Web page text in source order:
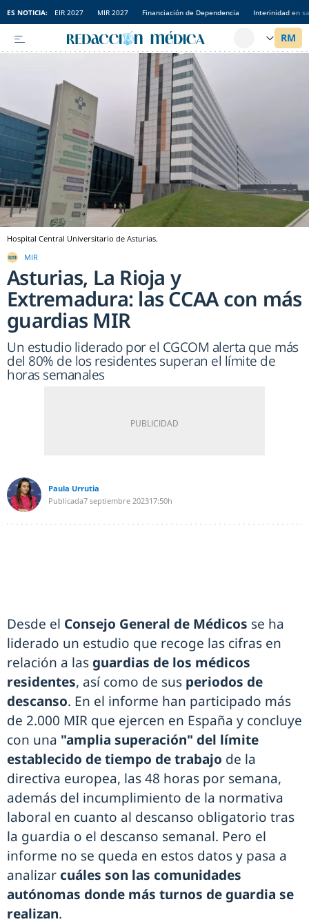
ES NOTICIA: EIR 2027 MIR 2027 Financiación de Dependencia Interinidad en
Hospital Central Universitario de Asturias.
MIR
Asturias, La Rioja y
Extremadura: las CCAA con más
guardias MIR
Un estudio liderado por el CGCOM alerta que más
del 80% de los residentes superan el límite de
horas semanales
Paula Urrutia
Publicada7 septiembre 202317:50h
Desde el Consejo General de Médicos se ha
liderado un estudio que recoge las cifras en
relación a las guardias de los médicos
residentes, así como de sus periodos de
descanso. En el informe han participado más
de 2.000 MIR que ejercen en España y concluye
con una "amplia superación" del límite
establecido de tiempo de trabajo de la
directiva europea, las 48 horas por semana,
además del incumplimiento de la normativa
laboral en cuanto al descanso obligatorio tras
la guardia o el descanso semanal. Pero el
informe no se queda en estos datos y pasa a
analizar cuáles son las comunidades
autónomas donde más turnos de guardia se
realizan.